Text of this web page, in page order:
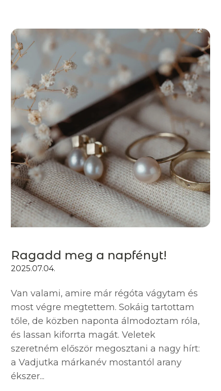
Ragadd meg a napfényt!
2025.07.04.
Van valami, amire már régóta vágytam és
most végre megtettem. Sokáig tartottam
tőle, de közben naponta álmodoztam róla,
és lassan kiforrta magát. Veletek
szeretném először megosztani a nagy hírt:
a Vadjutka márkanév mostantól arany
ékszer...